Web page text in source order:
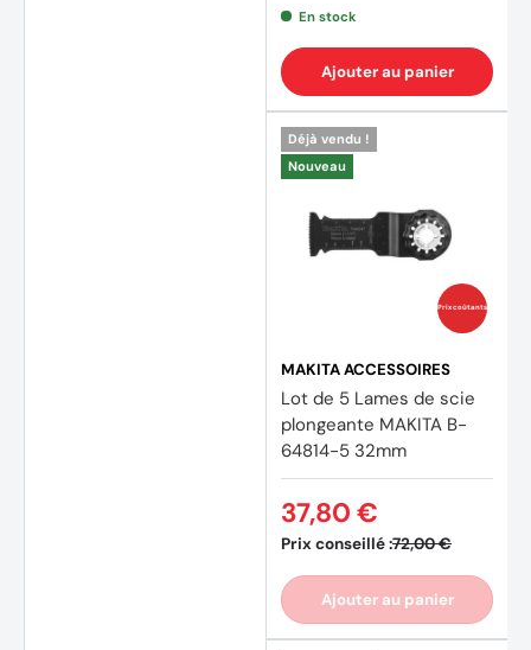
En stock
Ajouter au panier
Prix coûtants
Déjà vendu !
Nouveau
MAKITA ACCESSOIRES
Lot de 5 Lames de scie
plongeante MAKITA B-
64814-5 32mm
Prix conseillé :72,00 €
37,80 €
Ajouter au panier